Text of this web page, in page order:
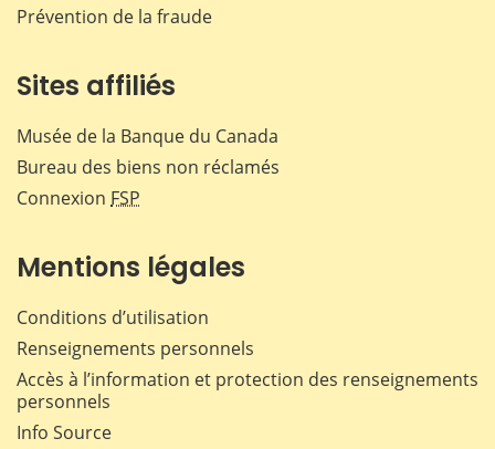
Prévention de la fraude
Sites affiliés
Musée de la Banque du Canada
Bureau des biens non réclamés
Connexion FSP
Mentions légales
Conditions d’utilisation
Renseignements personnels
Accès à l’information et protection des renseignements
personnels
Info Source